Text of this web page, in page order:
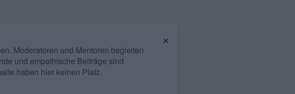
×
Moderatoren und Mentoren begleiten
und empathische Beiträge sind
haben hier keinen Platz.